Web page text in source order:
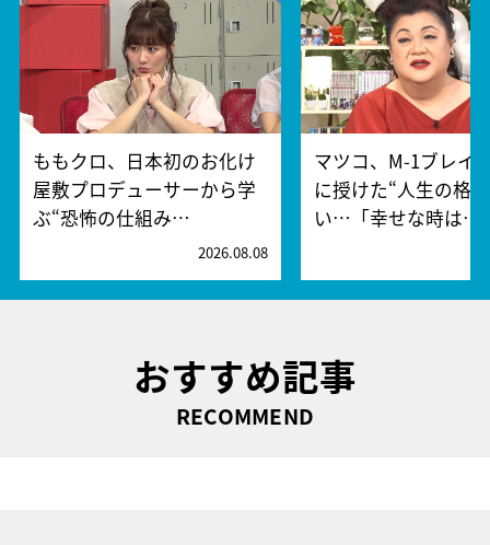
ももクロ、日本初のお化け
屋敷プロデューサーから学
ぶ“恐怖の仕組み…
2026.08.08
マツコ、M-1ブレイ
に授けた“人生の格
い…「幸せな時は…
おすすめ記事
RECOMMEND